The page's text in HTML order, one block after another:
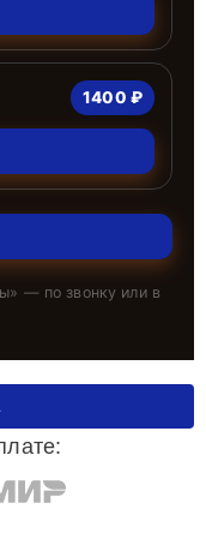
1400 ₽
» — по звонку или в